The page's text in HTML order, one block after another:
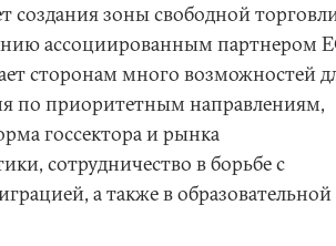
создания зоны свободной
ассоциированным партнером
сторонам много возможностей
по приоритетным направлениям,
госсектора и рынка
сотрудничество в борьбе с
а также в образовательной